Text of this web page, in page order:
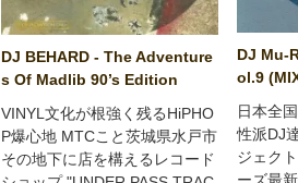
DJ BEHARD - The Adventure
s Of Madlib 90’s Edition
VINYL文化が根強く残るHiPHO
P爆心地 MTCこと茨城県水戸市
その地下に店を構えるレコード
DJ Mu-
ol.9
日本全
性派DJ
ジェク